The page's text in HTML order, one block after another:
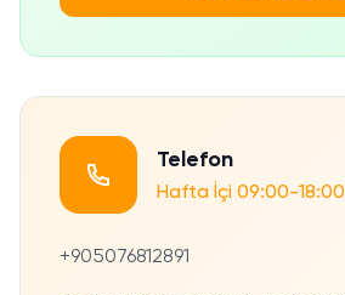
Telefon
Hafta İçi 09:00-18:00
+905076812891